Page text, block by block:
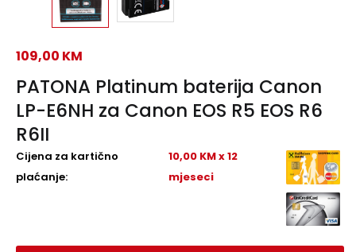
PATONA Platinum baterija Canon
LP-E6NH za Canon EOS R5 EOS R6
R6II
109,00 KM
Cijena za kartično
plaćanje:
10,00 KM x 12
mjeseci